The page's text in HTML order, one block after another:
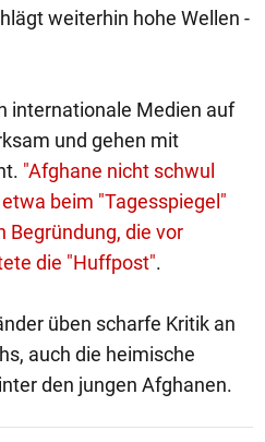
weiterhin hohe Wellen -
internationale Medien auf
und gehen mit
"Afghane nicht schwul
beim "Tagesspiegel"
Begründung, die vor
die "Huffpost".
üben scharfe Kritik an
auch die heimische
den jungen Afghanen.